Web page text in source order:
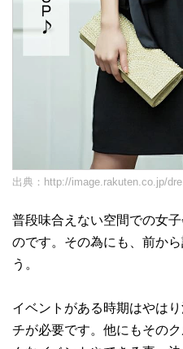
出典： http://image.rakuten.co.jp/
普段味合えない空間での女
のです。その為にも、前か
う。
イベントがある時期はやは
チが必要です。他にもその